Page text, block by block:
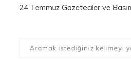
24 Temmuz Gazeteciler ve